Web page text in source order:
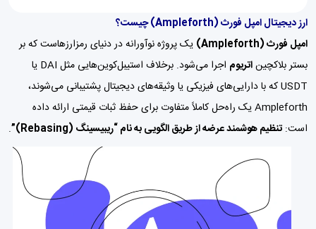
ارز دیجیتال امپل فورث (Ampleforth) چیست؟
امپل فورث (Ampleforth)
یک پروژه نوآورانه در دنیای رمزارزهاست که بر
بستر بلاکچیناتریوم
اجرا می‌شود. برخلاف استیبل‌کوین‌هایی مثل DAI یا
USDT که با دارایی‌های فیزیکی یا وثیقه‌های دیجیتال پشتیبانی می‌شوند،
Ampleforth یک راه‌حل کاملاً متفاوت برای حفظ ثبات قیمتی ارائه داده
است: تنظیم هوشمند عرضه از طریق الگویی به نام “ریبیسینگ (Rebasing)” .